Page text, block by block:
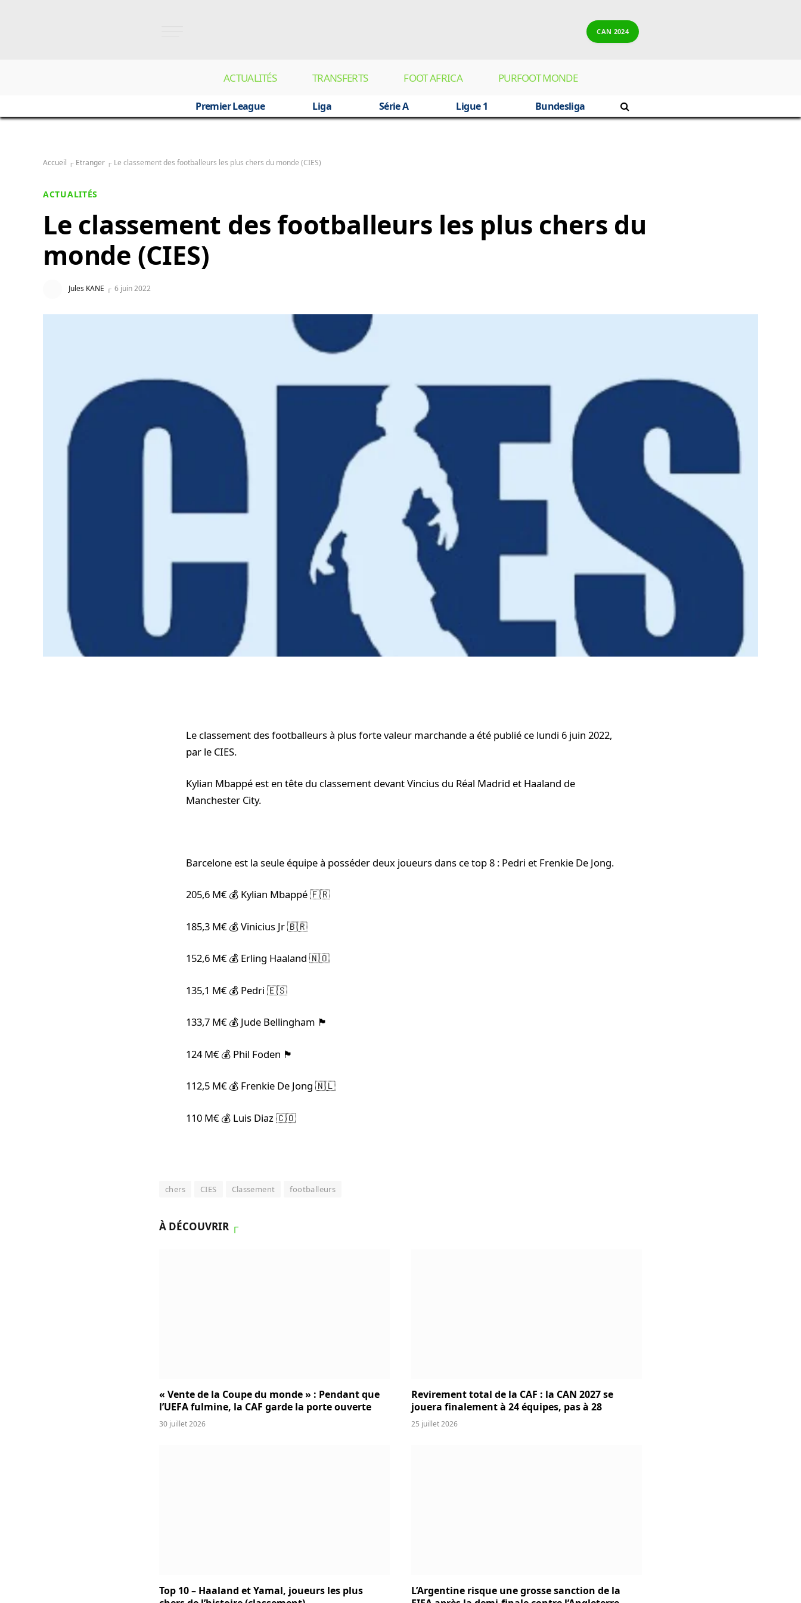
CAN 2024
ACTUALITÉS TRANSFERTS FOOT AFRICA PURFOOT MONDE
Premier League Liga Série A Ligue 1 Bundesliga
Accueil ┌ Etranger ┌ Le classement des footballeurs les plus chers du monde (CIES)
ACTUALITÉS
Le classement des footballeurs les plus chers du
monde (CIES)
Jules KANE 6 juin 2022
Le classement des footballeurs à plus forte valeur marchande a été publié ce lundi 6 juin 2022,
par le CIES.
Kylian Mbappé est en tête du classement devant Vincius du Réal Madrid et Haaland de
Manchester City.
Barcelone est la seule équipe à posséder deux joueurs dans ce top 8 : Pedri et Frenkie De Jong.
205,6 M€ 💰 Kylian Mbappé 🇫🇷
185,3 M€ 💰 Vinicius Jr 🇧🇷
152,6 M€ 💰 Erling Haaland 🇳🇴
135,1 M€ 💰 Pedri 🇪🇸
133,7 M€ 💰 Jude Bellingham 🏴󠁧󠁢󠁥󠁮󠁧󠁿
124 M€ 💰 Phil Foden 🏴󠁧󠁢󠁥󠁮󠁧󠁿
112,5 M€ 💰 Frenkie De Jong 🇳🇱
110 M€ 💰 Luis Diaz 🇨🇴
chers CIES Classement footballeurs
À DÉCOUVRIR ┌
« Vente de la Coupe du monde » : Pendant que
l’UEFA fulmine, la CAF garde la porte ouverte
30 juillet 2026
Revirement total de la CAF : la CAN 2027 se
jouera finalement à 24 équipes, pas à 28
25 juillet 2026
Top 10 – Haaland et Yamal, joueurs les plus
L’Argentine risque une grosse sanction de la